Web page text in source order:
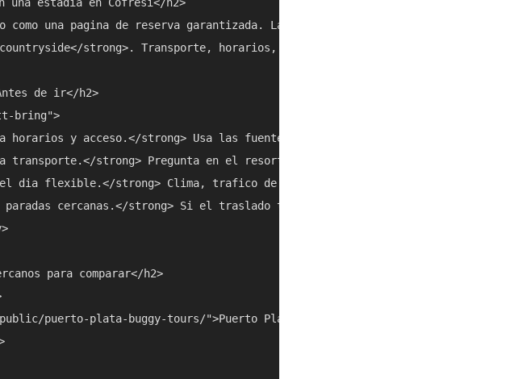
como una pagina de reserva garantizada. La meta es ayudarte a decidir si
countryside</strong>. Transporte, horarios, clima, cruceros y acceso local
de ir</h2>
bring">
horarios y acceso.</strong> Usa las fuentes enlazadas y listados actuales antes
transporte.</strong> Pregunta en el resort, con un taxi confiable o con el
dia flexible.</strong> Clima, trafico de cruceros y cierres locales pueden
cercanas.</strong> Si el traslado toma mas de lo esperado, combinalo con
para comparar</h2>
puerto-plata-buggy-tours/">Puerto Plata Buggy Tours</a></li> <li><a